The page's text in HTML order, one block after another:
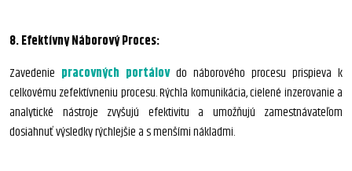
8. Efektívny Náborový Proces:
Zavedenie pracovných portálovdo náborového procesu prispieva k
celkovému zefektívneniu procesu. Rýchla komunikácia, cielené inzerovanie a
analytické nástroje zvyšujú efektivitu a umožňujú zamestnávateľom
dosiahnuť výsledky rýchlejšie a s menšími nákladmi.